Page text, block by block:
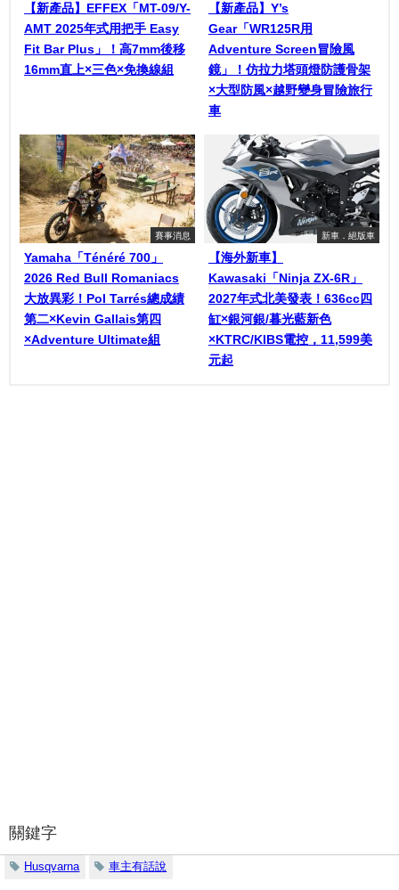
【新產品】EFFEX「MT-09/Y-
AMT 2025年式用把手 Easy
Fit Bar Plus」！高7mm後移
16mm直上×三色×免換線組
【新產品】Y’s
Gear「WR125R用
Adventure Screen冒險風
鏡」！仿拉力塔頭燈防護骨架
×大型防風×越野變身冒險旅行
車
賽事消息
Yamaha「Ténéré 700」
2026 Red Bull Romaniacs
大放異彩！Pol Tarrés總成績
第二×Kevin Gallais第四
×Adventure Ultimate組
新車．絕版車
【海外新車】
Kawasaki「Ninja ZX-6R」
2027年式北美發表！636cc四
缸×銀河銀/暮光藍新色
×KTRC/KIBS電控，11,599美
元起
關鍵字
Husqvarna 車主有話說